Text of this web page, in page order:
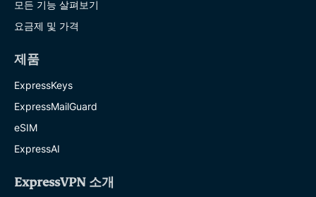
모든 기능 살펴보기
요금제 및 가격
제품
ExpressKeys
ExpressMailGuard
eSIM
ExpressAI
ExpressVPN 소개